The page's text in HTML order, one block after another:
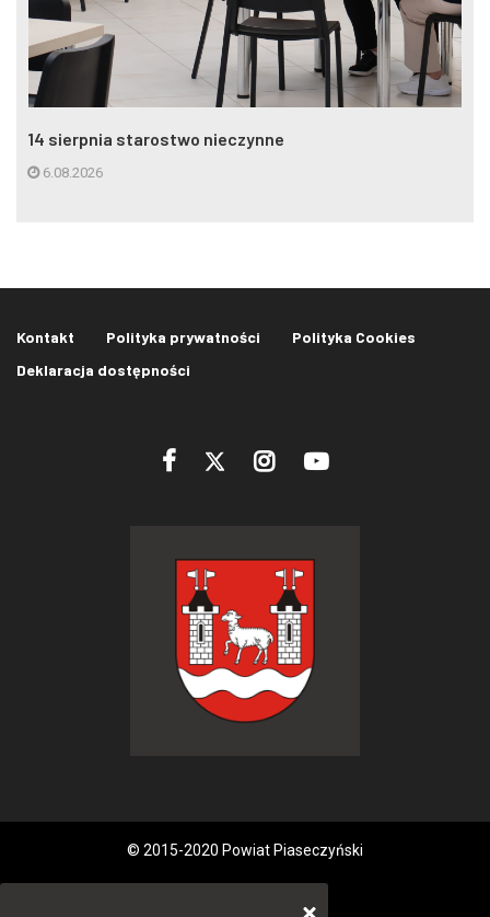
14 sierpnia starostwo nieczynne
6.08.2026
Kontakt Polityka prywatności
Polityka Cookies
Deklaracja dostępności
© 2015-2020 Powiat Piaseczyński